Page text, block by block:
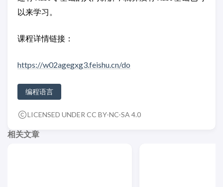
以来学习。
课程详情链接：
https://w02agegxg3.feishu.cn/do
编程语言
LICENSED UNDER CC BY-NC-SA 4.0
相关文章